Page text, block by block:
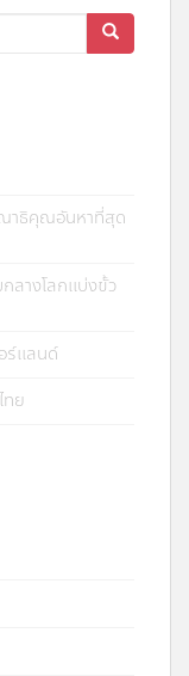
ณาธิคุณอันหาที่สุด
ลางโลกแบ่งขั้ว
ร์แลนด์
ทย